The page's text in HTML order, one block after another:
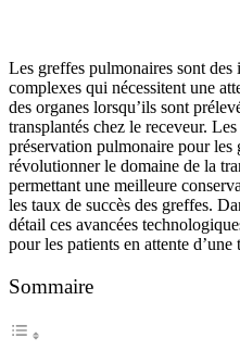
Les greffes pulmonaires sont
complexes qui nécessitent une
des organes lorsqu’ils sont
transplantés chez le receveur.
préservation pulmonaire pour les
révolutionner le domaine de la
permettant une meilleure
les taux de succès des greffes.
détail ces avancées
pour les patients en attente
Sommaire